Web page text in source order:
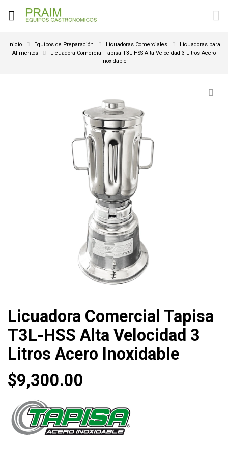
Inicio Equipos de Preparación Licuadoras Comerciales
Licuadoras para
Alimentos
Licuadora Comercial Tapisa T3L-HSS Alta Velocidad 3 Litros Acero
Inoxidable
Licuadora Comercial Tapisa
T3L-HSS Alta Velocidad 3
Litros Acero Inoxidable
$9,300.00